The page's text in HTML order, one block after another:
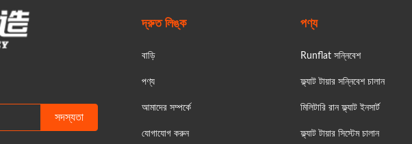
সদস্যতা
দ্রুত লিঙ্ক
বাড়ি
পণ্য
আমাদের সম্পর্কে
যোগাযোগ করুন
পণ্য
Runflat সন্নিবেশ
ফ্ল্যাট টায়ার সন্নিবেশ চালান
মিলিটারি রান ফ্ল্যাট ইনসার্ট
ফ্ল্যাট টায়ার সিস্টেম চালান